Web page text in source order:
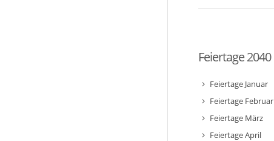
Feiertage 2040
Feiertage Januar
Feiertage Februar
Feiertage März
Feiertage April